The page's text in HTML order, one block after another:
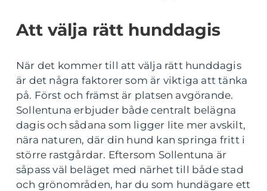
Att välja rätt hunddagis
När det kommer till att välja rätt hunddagis
är det några faktorer som är viktiga att tänka
på. Först och främst är platsen avgörande.
Sollentuna erbjuder både centralt belägna
dagis och sådana som ligger lite mer avskilt,
nära naturen, där din hund kan springa fritt i
större rastgårdar. Eftersom Sollentuna är
såpass väl beläget med närhet till både stad
och grönområden, har du som hundägare ett